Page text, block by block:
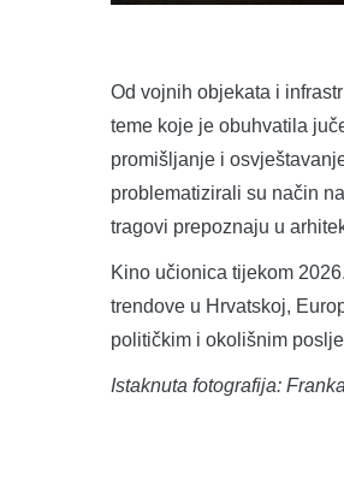
Od vojnih objekata i
teme koje je obuhvatila
promišljanje i
problematizirali su način
tragovi prepoznaju u
Kino učionica tijekom
trendove u Hrvatskoj,
političkim i okolišnim
Istaknuta fotografija: